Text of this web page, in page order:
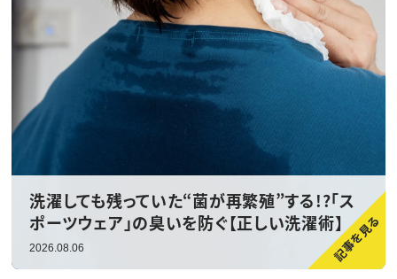
洗濯しても残っていた“菌が再繁殖”する!?「ス
ポーツウェア」の臭いを防ぐ【正しい洗濯術】
2026.08.06